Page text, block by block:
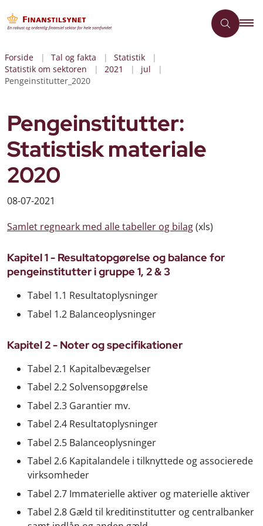
Forside Tal og fakta
Statistik
Statistik om sektoren
2021
jul
Pengeinstitutter_2020
Pengeinstitutter:
Statistisk materiale
2020
08-07-2021
Samlet regneark med alle tabeller og bilag(xls)
Kapitel 1 - Resultatopgørelse og balance for
pengeinstitutter i gruppe 1, 2 & 3
Tabel 1.1 Resultatoplysninger
Tabel 1.2 Balanceoplysninger
Kapitel 2 - Noter og specifikationer
Tabel 2.1 Kapitalbevægelser
Tabel 2.2 Solvensopgørelse
Tabel 2.3 Garantier mv.
Tabel 2.4 Resultatoplysninger
Tabel 2.5 Balanceoplysninger
Tabel 2.6 Kapitalandele i tilknyttede og associerede
virksomheder
Tabel 2.7 Immaterielle aktiver og materielle aktiver
Tabel 2.8 Gæld til kreditinstitutter og centralbanker